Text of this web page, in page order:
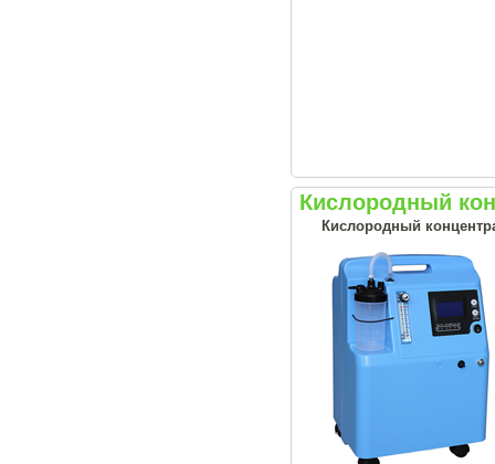
Кислородный
Кислородный